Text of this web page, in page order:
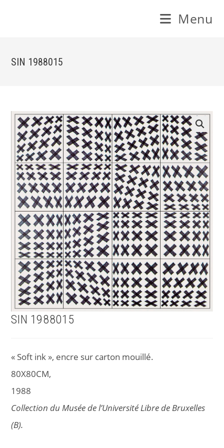
Menu
SIN 1988015
SIN 1988015
« Soft ink », encre sur carton mouillé.
80X80CM,
1988
Collection du Musée de l’Université Libre de Bruxelles
(B).